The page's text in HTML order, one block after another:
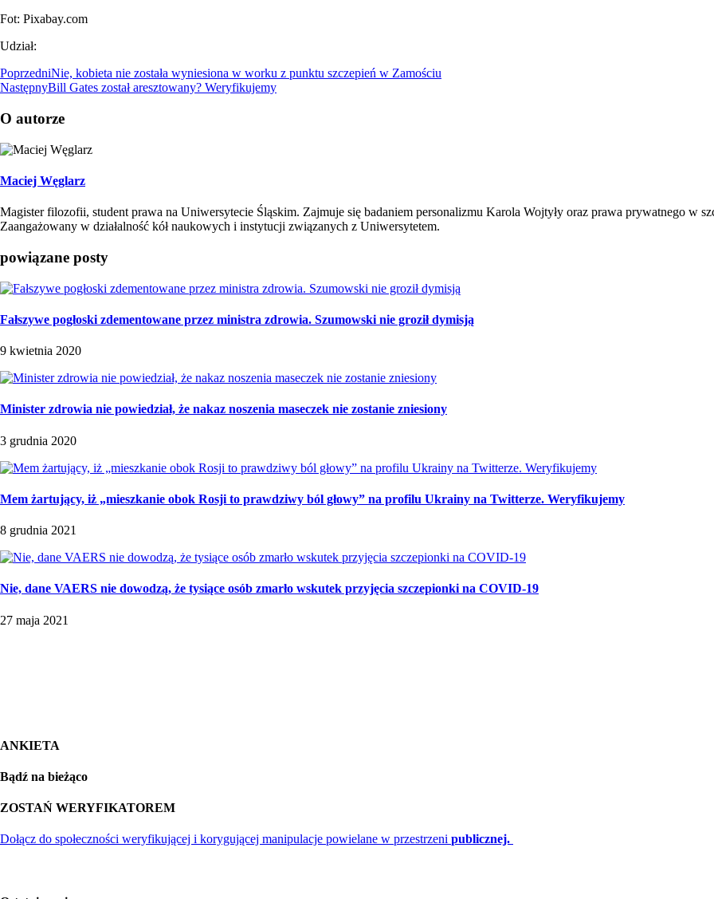
Fot: Pixabay.com
Udział:
PoprzedniNie, kobieta nie została wyniesiona w worku z punktu szczepień w Zamościu
NastępnyBill Gates został aresztowany? Weryfikujemy
O autorze
Maciej Węglarz
Magister filozofii, student prawa na Uniwersytecie Śląskim. Zajmuje się badaniem personalizmu Karola Wojtyły oraz prawa prywatnego w
Zaangażowany w działalność kół naukowych i instytucji związanych z Uniwersytetem.
powiązane posty
Fałszywe pogłoski zdementowane przez ministra zdrowia. Szumowski nie groził dymisją
9 kwietnia 2020
Minister zdrowia nie powiedział, że nakaz noszenia maseczek nie zostanie zniesiony
3 grudnia 2020
Mem żartujący, iż „mieszkanie obok Rosji to prawdziwy ból głowy” na profilu Ukrainy na Twitterze. Weryfikujemy
8 grudnia 2021
Nie, dane VAERS nie dowodzą, że tysiące osób zmarło wskutek przyjęcia szczepionki na COVID-19
27 maja 2021
ANKIETA
Bądź na bieżąco
ZOSTAŃ WERYFIKATOREM
Dołącz do społeczności weryfikującej i korygującej manipulacje powielane w przestrzeni publicznej.